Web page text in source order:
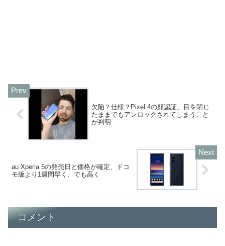
欠陥？仕様？Pixel 4の顔認証、目を閉じ
たままでもアンロックされてしまうこと
が判明
au Xperia 5の発売日と価格が確定、ドコ
モ版より1週間早く、でも高く
コメント